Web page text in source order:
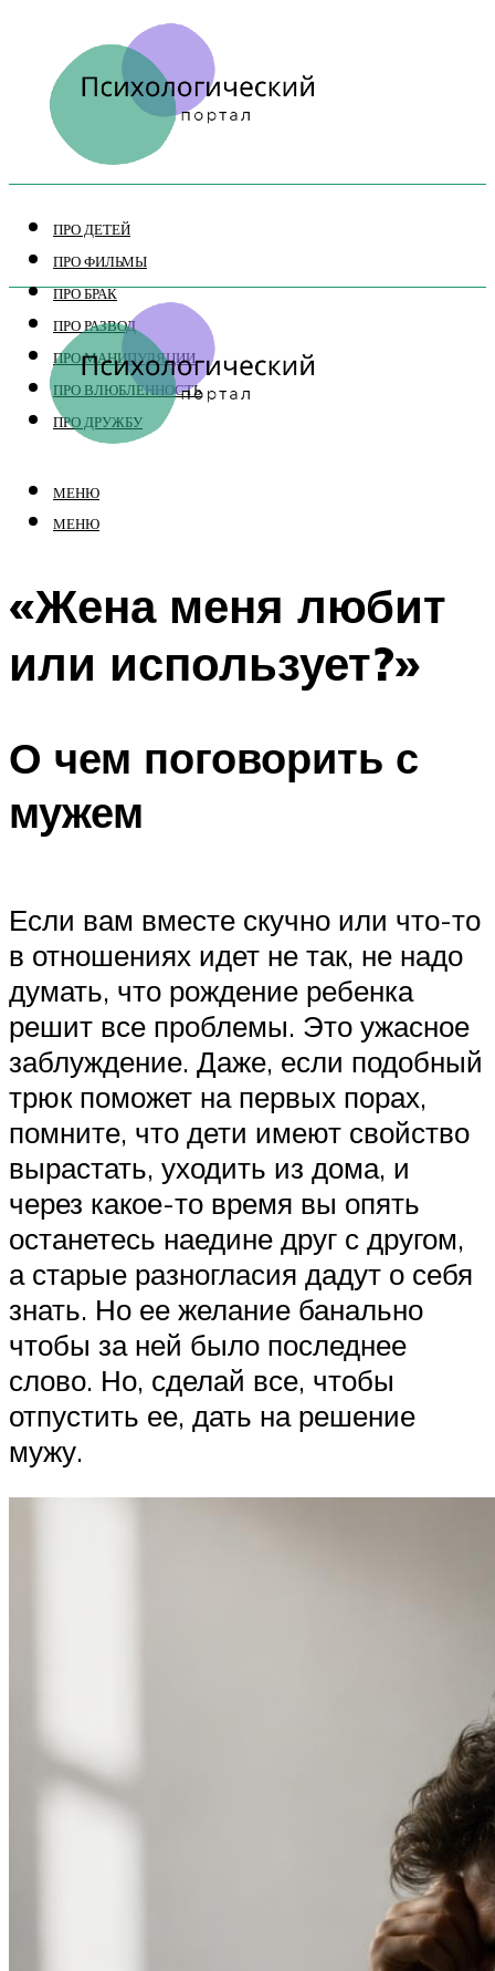
ПРО ДЕТЕЙ
ПРО ФИЛЬМЫ
ПРО БРАК
ПРО РАЗВОД
ПРО МАНИПУЛЯЦИИ
ПРО ВЛЮБЛЕННОСТЬ
ПРО ДРУЖБУ
МЕНЮ
МЕНЮ
«Жена меня любит
или использует?»
О чем поговорить с
мужем
Если вам вместе скучно или что-то
в отношениях идет не так, не надо
думать, что рождение ребенка
решит все проблемы. Это ужасное
заблуждение. Даже, если подобный
трюк поможет на первых порах,
помните, что дети имеют свойство
вырастать, уходить из дома, и
через какое-то время вы опять
останетесь наедине друг с другом,
а старые разногласия дадут о себя
знать. Но ее желание банально
чтобы за ней было последнее
слово. Но, сделай все, чтобы
отпустить ее, дать на решение
мужу.